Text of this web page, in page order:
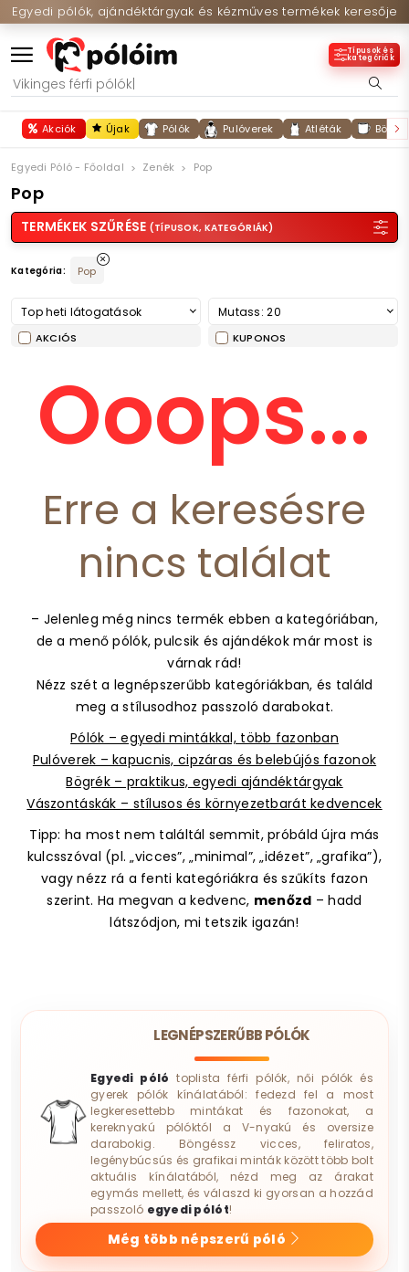
Egyedi pólók, ajándéktárgyak és kézműves termékek keresője
Típusok és
kategóriák
Akciók Újak Pólók Pulóverek Atléták
Egyedi Póló - Főoldal Zenék Pop
Pop
TERMÉKEK SZŰRÉSE (TÍPUSOK, KATEGÓRIÁK)
Kategória: Pop
Top heti látogatások Mutass: 20
AKCIÓS KUPONOS
Ooops...
Erre a keresésre
nincs találat
– Jelenleg még nincs termék ebben a kategóriában,
de a menő pólók, pulcsik és ajándékok már most is
várnak rád!
Nézz szét a legnépszerűbb kategóriákban, és találd
meg a stílusodhoz passzoló darabokat.
Pólók – egyedi mintákkal, több fazonban
Pulóverek – kapucnis, cipzáras és belebújós fazonok
Bögrék – praktikus, egyedi ajándéktárgyak
Vászontáskák – stílusos és környezetbarát kedvencek
Tipp: ha most nem találtál semmit, próbáld újra más
kulcsszóval (pl. „vicces”, „minimal”, „idézet”, „grafika”),
vagy nézz rá a fenti kategóriákra és szűkíts fazon
szerint. Ha megvan a kedvenc, menőzd – hadd
látszódjon, mi tetszik igazán!
LEGNÉPSZERŰBB PÓLÓK
Egyedi póló toplista férfi pólók, női pólók és
gyerek pólók kínálatából: fedezd fel a most
legkeresettebb mintákat és fazonokat, a
kereknyakú pólóktól a V-nyakú és oversize
darabokig. Böngéssz vicces, feliratos,
legénybúcsús és grafikai minták között több bolt
aktuális kínálatából, nézd meg az árakat
egymás mellett, és válaszd ki gyorsan a hozzád
passzoló egyedi pólót!
Még több népszerű póló